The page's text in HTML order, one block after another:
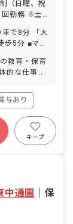
回勤務 ※土
定通り付与
5日以上の連
休暇（取得
■慶弔休暇
や行事によ
柔軟に対応
車で8分 「大
■マイ
教育・保育
導 ・保護者
業務 など
に入るた
事に慣れて
与あり
制度
キープ
通園
保